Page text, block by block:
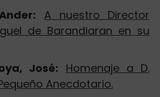
A nuestro Director
de Barandiaran en su
José: Homenaje a D.
Anecdotario.